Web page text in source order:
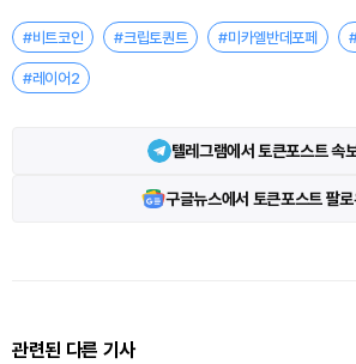
#비트코인 #크립토퀀트 #미카엘반데포페
#레이어2
텔레그램에서 토큰포스트 속
구글뉴스에서 토큰포스트 팔로
관련된 다른 기사